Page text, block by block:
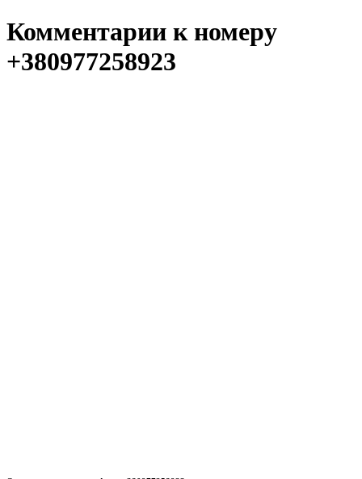
Комментарии к номеру
+380977258923